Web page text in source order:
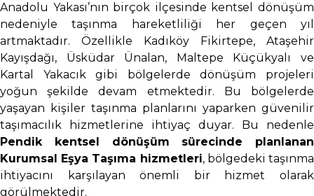
Anadolu Yakası’nın birçok ilçesinde kentsel dönüşüm
nedeniyle taşınma hareketliliği her geçen yıl
artmaktadır. Özellikle Kadıköy Fikirtepe, Ataşehir
Kayışdağı, Üsküdar Ünalan, Maltepe Küçükyalı ve
Kartal Yakacık gibi bölgelerde dönüşüm projeleri
yoğun şekilde devam etmektedir. Bu bölgelerde
yaşayan kişiler taşınma planlarını yaparken güvenilir
taşımacılık hizmetlerine ihtiyaç duyar. Bu nedenle
Pendik kentsel dönüşüm sürecinde planlanan
Kurumsal Eşya Taşıma hizmetleri, bölgedeki taşınma
ihtiyacını karşılayan önemli bir hizmet olarak
görülmektedir.